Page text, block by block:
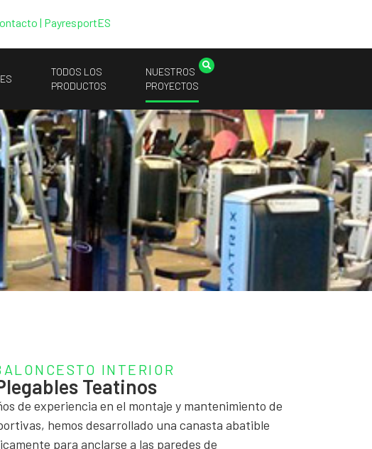
| PayresportES
TODOS LOS
PRODUCTOS
NUESTROS
PROYECTOS
INTERIOR
Teatinos
de experiencia en el montaje y mantenimiento de
hemos desarrollado una canasta abatible
para anclarse a las paredes de